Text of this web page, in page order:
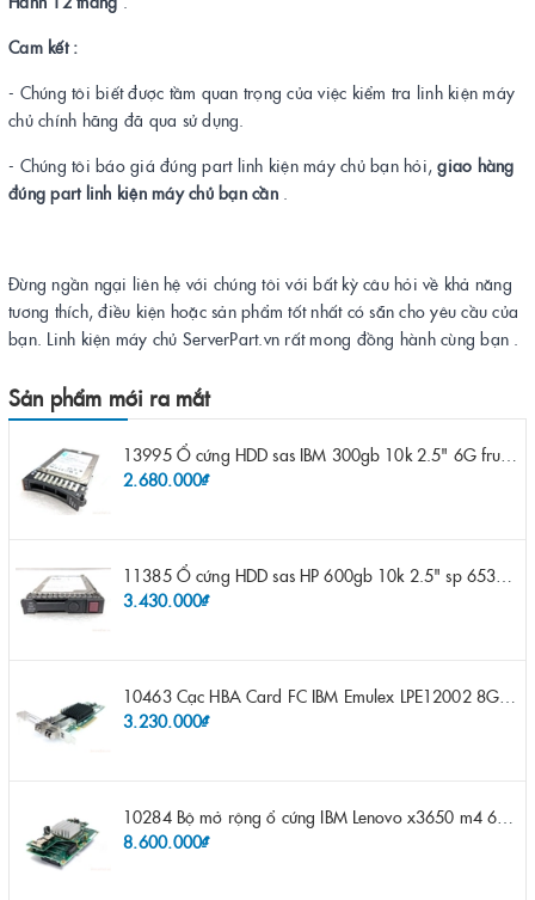
Cam kết :
- Chúng tôi biết được tầm quan trọng của việc kiểm tra linh kiện máy
chủ chính hãng đã qua sử dụng.
- Chúng tôi báo giá đúng part linh kiện máy chủ bạn hỏi,giao hàng
đúng part linh kiện máy chủ bạn cần.
Đừng ngần ngại liên hệ với chúng tôi với bất kỳ câu hỏi về khả năng
tương thích, điều kiện hoặc sản phẩm tốt nhất có sẵn cho yêu cầu của
bạn. Linh kiện máy chủ ServerPart.vn rất mong đồng hành cùng bạn .
Sản phẩm mới ra mắt
13995 Ổ cứng HDD sas IBM 300gb 10k 2.5" 6G fru 44W2265 opt 44W2264 pn 44W2268 ST9300503SS
2.680.000₫
11385 Ổ cứng HDD sas HP 600gb 10k 2.5" sp 653957-001 pn 619286-003 pn 641552-003 pn 689287-003 652583-B21
3.430.000₫
10463 Cạc HBA Card FC IBM Emulex LPE12002 8Gb 2 port FC SFP fru 42D0500 pn 42D0496 opt 42D0494 LPE12002
3.230.000₫
10284 Bộ mở rộng ổ cứng IBM Lenovo x3650 m4 69Y5319 8x 2.5" HS HDD Assembly Kit with Expander
8.600.000₫